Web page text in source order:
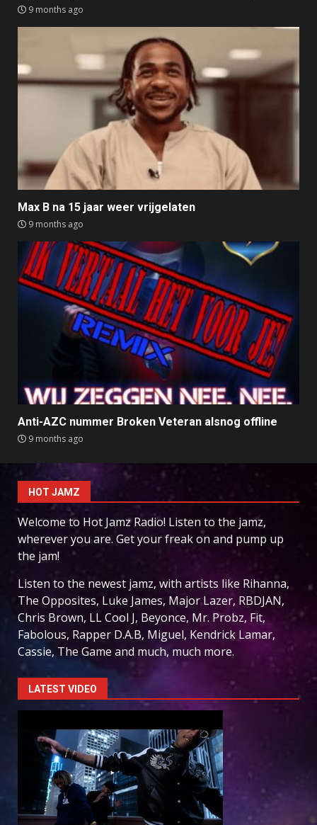
9 months ago
Max B na 15 jaar weer vrijgelaten
9 months ago
Anti-AZC nummer Broken Veteran alsnog offline
9 months ago
HOT JAMZ
Welcome to Hot Jamz Radio! Listen to the jamz,
wherever you are. Get your freak on and pump up
the jam!
Listen to the newest jamz, with artists like Rihanna,
The Opposites, Luke James, Major Lazer, RBDJAN,
Chris Brown, LL Cool J, Beyonce, Mr. Probz, Fit,
Fabolous, Rapper D.A.B, Miguel, Kendrick Lamar,
Cassie, The Game and much, much more.
LATEST VIDEO